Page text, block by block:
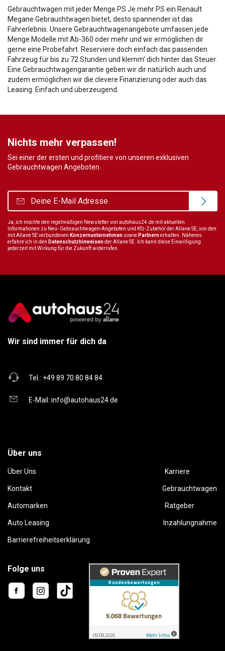
Gebrauchtwagen mit jeder Menge PS Je mehr PS ein Renault
Megane Gebrauchtwagen bietet, desto spannender ist das
Fahrerlebnis. Unsere Gebrauchtwagenangebote umfassen jede
Menge Modelle mit Ab-360 oder mehr und wir ermöglichen dir
gerne eine Probefahrt. Reserviere doch einfach das passenden
Fahrzeug für bis zu 72 Stunden und klemm’ dich hinter das Steuer.
Eine Gebrauchtwagengarantie geben wir dir natürlich auch und
zudem ermöglichen wir die clevere Finanzierung oder auch das
Leasing. Einfach und überzeugend.
Nichts mehr verpassen!
Sei einer der ersten und profitiere von unseren exklusiven
Gebrauchtwagen Angeboten.
Ja, ich möchte den regelmäßigen Newsletter von autohaus24.de mit aktuellen
Informationen zu Neu- Gebrauchtwagen-Angeboten und Kfz-Zubehör der Allane SE, von den
mit Allane SE verbundenen Konzernunternehmen sowie Partnernerhalten. Näheres
erfahre ich in den Datenschutzhinweisender Allane SE. Ich kann diese Einwilligung
jederzeit mit Wirkung für die Zukunft widerrufen.
Wir sind immer für dich da
Tel.: +49 89 70 80 84 84
E-Mail: info@autohaus24.de
Über uns
Über Uns Karriere
Kontakt Gebrauchtwagen
Automarken Ratgeber
Auto Leasing Inzahlungnahme
Barrierefreiheitserklärung
Folge uns